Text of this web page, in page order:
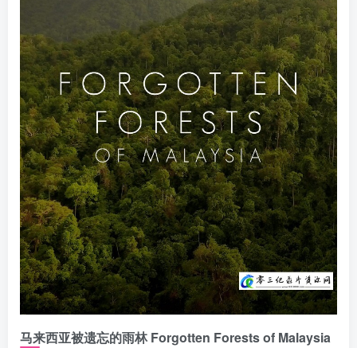
马来西亚被遗忘的雨林 Forgotten Forests of Malaysia